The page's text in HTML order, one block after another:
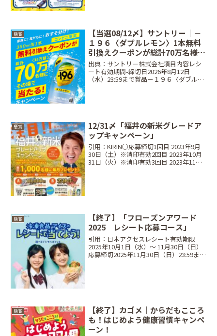
懸賞
【当選08/12〆】サントリー｜－
１９６〈ダブルレモン〉1本無料
引換えクーポンが総計70万名様
（35万組）にその場で当たる！キ
ャンペーン
出典：サントリー株式会社項目内容レシ
ート有効期間-締切日2026年8月12日
（水）23:59まで賞品－１９６〈ダブルレ
懸賞
12/31〆「福井の新米グレードア
ップキャンペーン」
引用：KIRIN○応募締切1回目 2023年9月
30日（土）※消印有効2回目 2023年10月
31日（火）※消印有効3回目 2023年11月
懸賞
【終了】「フローズンアワード
2025 レシート応募コース」
引用：日本アクセスレシート有効期限
2025年10月1日（水）～ 11月30日（日）
応募締切2025年11月30日（日）23:59まで
懸賞
【終了】カゴメ｜からだもこころ
も！はじめよう健康習慣キャンペ
ーン！